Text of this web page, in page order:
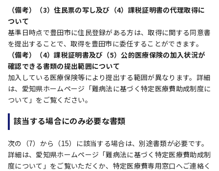
（備考）（3）住民票の写し及び（4）課税証明書の代理取得に
ついて
基準日時点で豊田市に住民登録がある方は、取得に関する同意書
を提出することで、取得を豊田市に委任することができます。
（備考）（4）課税証明書及び（5）公的医療保険の加入状況が
確認できる書類の提出範囲について
加入している医療保険等により提出する範囲が異なります。詳細
は、愛知県ホームページ「難病法に基づく特定医療費助成制度に
ついて」をご覧ください。
該当する場合にのみ必要な書類
次の（7）から（15）に該当する場合は、別途書類が必要です。
詳細は、愛知県ホームページ「難病法に基づく特定医療費助成制
度について」をご覧いただくか、特定医療費専用窓口へご連絡く